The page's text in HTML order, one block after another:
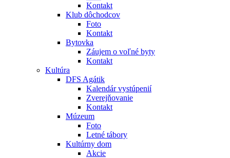
Kontakt
Klub dôchodcov
Foto
Kontakt
Bytovka
Záujem o voľné byty
Kontakt
Kultúra
DFS Agátik
Kalendár vystúpenií
Zverejňovanie
Kontakt
Múzeum
Foto
Letné tábory
Kultúrny dom
Akcie